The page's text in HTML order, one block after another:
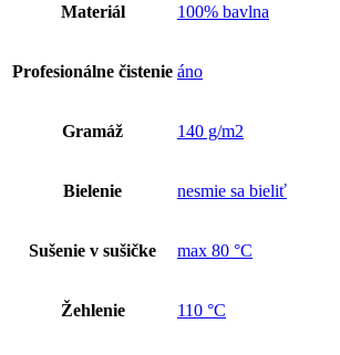
Materiál 100% bavlna
Profesionálne čistenie áno
Gramáž 140 g/m2
Bielenie nesmie sa bieliť
Sušenie v sušičke max 80 °C
Žehlenie 110 °C